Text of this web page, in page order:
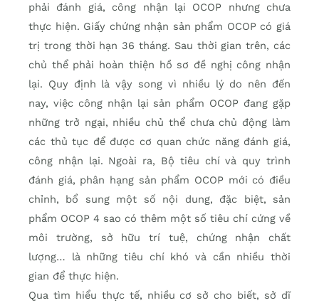
phải đánh giá, công nhận lại OCOP nhưng chưa
thực hiện. Giấy chứng nhận sản phẩm OCOP có giá
trị trong thời hạn 36 tháng. Sau thời gian trên, các
chủ thể phải hoàn thiện hồ sơ đề nghị công nhận
lại. Quy định là vậy song vì nhiều lý do nên đến
nay, việc công nhận lại sản phẩm OCOP đang gặp
những trở ngại, nhiều chủ thể chưa chủ động làm
các thủ tục để được cơ quan chức năng đánh giá,
công nhận lại. Ngoài ra, Bộ tiêu chí và quy trình
đánh giá, phân hạng sản phẩm OCOP mới có điều
chỉnh, bổ sung một số nội dung, đặc biệt, sản
phẩm OCOP 4 sao có thêm một số tiêu chí cứng về
môi trường, sở hữu trí tuệ, chứng nhận chất
lượng… là những tiêu chí khó và cần nhiều thời
gian để thực hiện.
Qua tìm hiểu thực tế, nhiều cơ sở cho biết, sở dĩ